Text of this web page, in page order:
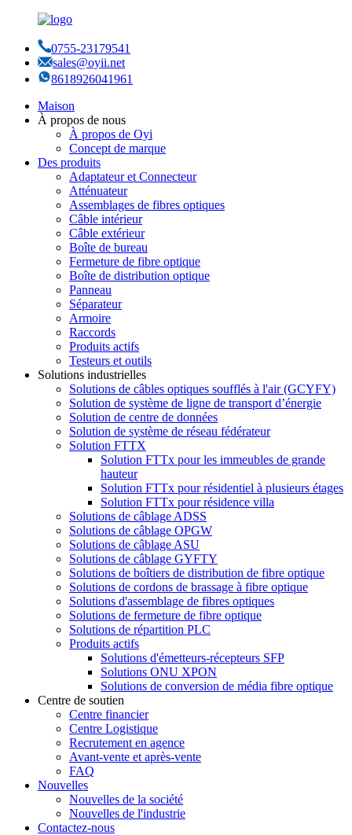
0755-23179541
sales@oyii.net
8618926041961
Maison
À propos de nous
À propos de Oyi
Concept de marque
Des produits
Adaptateur et Connecteur
Atténuateur
Assemblages de fibres optiques
Câble intérieur
Câble extérieur
Boîte de bureau
Fermeture de fibre optique
Boîte de distribution optique
Panneau
Séparateur
Armoire
Raccords
Produits actifs
Testeurs et outils
Solutions industrielles
Solutions de câbles optiques soufflés à l'air (GCYFY)
Solution de système de ligne de transport d’énergie
Solution de centre de données
Solution de système de réseau fédérateur
Solution FTTX
Solution FTTx pour les immeubles de grande
hauteur
Solution FTTx pour résidentiel à plusieurs étages
Solution FTTx pour résidence villa
Solutions de câblage ADSS
Solutions de câblage OPGW
Solutions de câblage ASU
Solutions de câblage GYFTY
Solutions de boîtiers de distribution de fibre optique
Solutions de cordons de brassage à fibre optique
Solutions d'assemblage de fibres optiques
Solutions de fermeture de fibre optique
Solutions de répartition PLC
Produits actifs
Solutions d'émetteurs-récepteurs SFP
Solutions ONU XPON
Solutions de conversion de média fibre optique
Centre de soutien
Centre financier
Centre Logistique
Recrutement en agence
Avant-vente et après-vente
FAQ
Nouvelles
Nouvelles de la société
Nouvelles de l'industrie
Contactez-nous